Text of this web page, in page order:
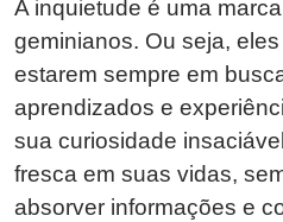
A inquietude é uma
geminianos. Ou seja,
estarem sempre em
aprendizados e
sua curiosidade
fresca em suas vidas,
absorver informações e